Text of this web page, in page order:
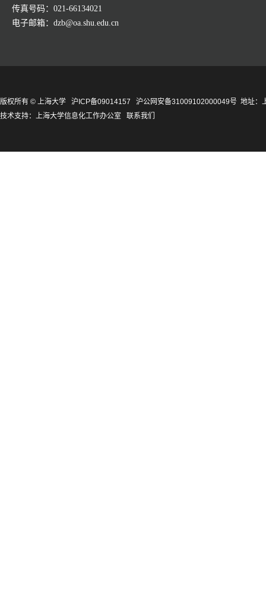
传真号码：021-66134021
电子邮箱：dzb@oa.shu.edu.cn
版权所有 © 上海大学 沪ICP备09014157 沪公网安备31009102000049号 地址：
技术支持： 上海大学信息化工作办公室 联系我们